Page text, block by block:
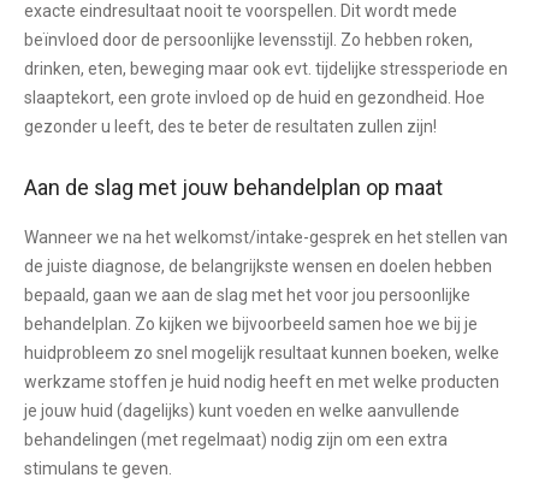
exacte eindresultaat nooit te voorspellen. Dit wordt mede
beïnvloed door de persoonlijke levensstijl. Zo hebben roken,
drinken, eten, beweging maar ook evt. tijdelijke stressperiode en
slaaptekort, een grote invloed op de huid en gezondheid. Hoe
gezonder u leeft, des te beter de resultaten zullen zijn!
Aan de slag met jouw behandelplan op maat
Wanneer we na het welkomst/intake-gesprek en het stellen van
de juiste diagnose, de belangrijkste wensen en doelen hebben
bepaald, gaan we aan de slag met het voor jou persoonlijke
behandelplan. Zo kijken we bijvoorbeeld samen hoe we bij je
huidprobleem zo snel mogelijk resultaat kunnen boeken, welke
werkzame stoffen je huid nodig heeft en met welke producten
je jouw huid (dagelijks) kunt voeden en welke aanvullende
behandelingen (met regelmaat) nodig zijn om een extra
stimulans te geven.